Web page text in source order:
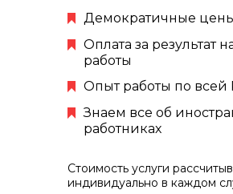
Демократичные
Оплата за результат
работы
Опыт работы по всей
Знаем все об
работниках
Стоимость услуги
индивидуально в каждом